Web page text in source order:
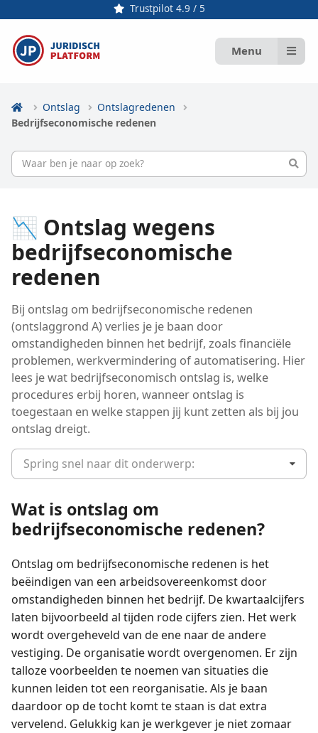
Trustpilot 4.9 / 5
Menu
Ontslag
Ontslagredenen
Bedrijfseconomische redenen
📉 Ontslag wegens
bedrijfseconomische
redenen
Bij ontslag om bedrijfseconomische redenen
(ontslaggrond A) verlies je je baan door
omstandigheden binnen het bedrijf, zoals financiële
problemen, werkvermindering of automatisering. Hier
lees je wat bedrijfseconomisch ontslag is, welke
procedures erbij horen, wanneer ontslag is
toegestaan en welke stappen jij kunt zetten als bij jou
ontslag dreigt.
Spring snel naar dit onderwerp:
Wat is ontslag om
bedrijfseconomische redenen?
Ontslag om bedrijfseconomische redenen is het
beëindigen van een arbeidsovereenkomst door
omstandigheden binnen het bedrijf. De kwartaalcijfers
laten bijvoorbeeld al tijden rode cijfers zien. Het werk
wordt overgeheveld van de ene naar de andere
vestiging. De organisatie wordt overgenomen. Er zijn
talloze voorbeelden te noemen van situaties die
kunnen leiden tot een reorganisatie. Als je baan
daardoor op de tocht komt te staan is dat extra
vervelend. Gelukkig kan je werkgever je niet zomaar